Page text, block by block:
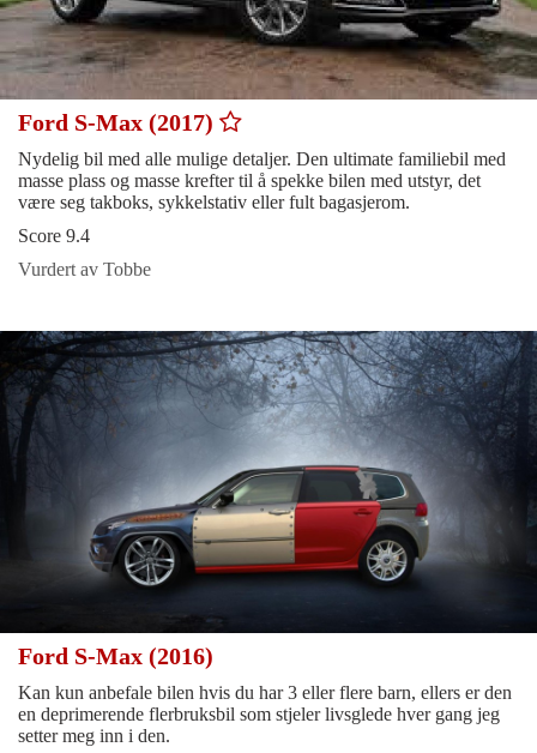
Ford S-Max (2017)
Nydelig bil med alle mulige detaljer. Den ultimate familiebil med
masse plass og masse krefter til å spekke bilen med utstyr, det
være seg takboks, sykkelstativ eller fult bagasjerom.
Score 9.4
Vurdert av Tobbe
Ford S-Max (2016)
Kan kun anbefale bilen hvis du har 3 eller flere barn, ellers er den
en deprimerende flerbruksbil som stjeler livsglede hver gang jeg
setter meg inn i den.